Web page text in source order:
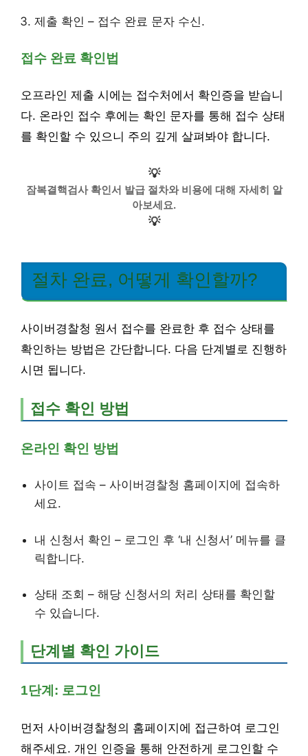
제출 확인 – 접수 완료 문자 수신.
접수 완료 확인법
오프라인 제출 시에는 접수처에서 확인증을 받습니
다. 온라인 접수 후에는 확인 문자를 통해 접수 상태
를 확인할 수 있으니 주의 깊게 살펴봐야 합니다.
💡
잠복결핵검사 확인서 발급 절차와 비용에 대해 자세히 알
아보세요.
💡
절차 완료, 어떻게 확인할까?
사이버경찰청 원서 접수를 완료한 후 접수 상태를
확인하는 방법은 간단합니다. 다음 단계별로 진행하
시면 됩니다.
접수 확인 방법
온라인 확인 방법
사이트 접속 – 사이버경찰청 홈페이지에 접속하
세요.
내 신청서 확인 – 로그인 후 ‘내 신청서’ 메뉴를 클
릭합니다.
상태 조회 – 해당 신청서의 처리 상태를 확인할
수 있습니다.
단계별 확인 가이드
1단계: 로그인
먼저 사이버경찰청의 홈페이지에 접근하여 로그인
해주세요. 개인 인증을 통해 안전하게 로그인할 수